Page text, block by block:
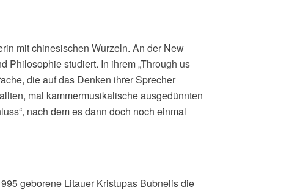
mit chinesischen Wurzeln. An der New
Philosophie studiert. In ihrem „Through us
die auf das Denken ihrer Sprecher
mal kammermusikalische ausgedünnten
nach dem es dann doch noch einmal
geborene Litauer Kristupas Bubnelis die